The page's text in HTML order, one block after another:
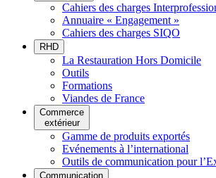
Cahiers des charges
Annuaire « Engagement »
Cahiers des charges SIQO
RHD
La Restauration Hors Domicile
Outils
Formations
Viandes de France
Commerce
extérieur
Gamme de produits exportés
Evénements à l’international
Outils de communication pour
Communication